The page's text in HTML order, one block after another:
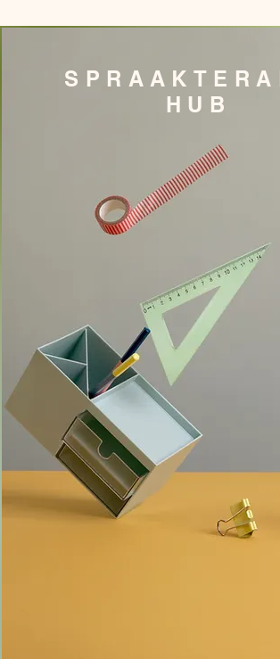
HUB